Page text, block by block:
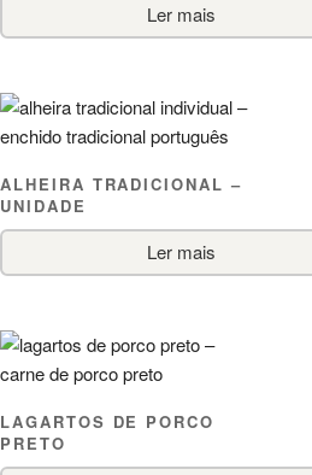
Ler mais
ALHEIRA TRADICIONAL –
UNIDADE
Ler mais
LAGARTOS DE PORCO
PRETO